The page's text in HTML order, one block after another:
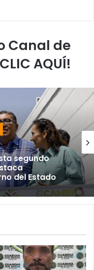
Canal de
AQUÍ!
segundo
del Estado
tras